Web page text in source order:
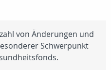
von Änderungen und
Schwerpunkt